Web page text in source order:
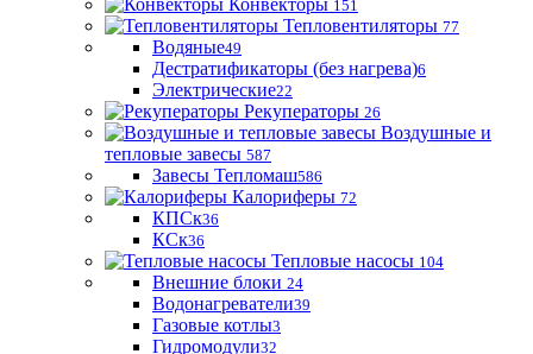
Конвекторы 151
Тепловентиляторы 77
Водяные49
Дестратификаторы (без нагрева)6
Электрические22
Рекуператоры 26
Воздушные и
тепловые завесы 587
Завесы Тепломаш586
Калориферы 72
КПСк36
КСк36
Тепловые насосы 104
Внешние блоки 24
Водонагреватели39
Газовые котлы3
Гидромодули32